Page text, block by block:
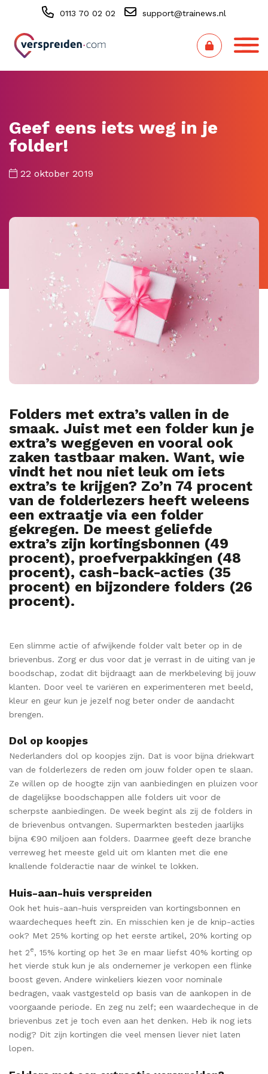
0113 70 02 02 support@trainews.nl
Geef eens iets weg in je
folder!
22 oktober 2019
Folders met extra’s vallen in de
smaak. Juist met een folder kun je
extra’s weggeven en vooral ook
zaken tastbaar maken. Want, wie
vindt het nou niet leuk om iets
extra’s te krijgen? Zo’n 74 procent
van de folderlezers heeft weleens
een extraatje via een folder
gekregen. De meest geliefde
extra’s zijn kortingsbonnen (49
procent), proefverpakkingen (48
procent), cash-back-acties (35
procent) en bijzondere folders (26
procent).
Een slimme actie of afwijkende folder valt beter op in de
brievenbus. Zorg er dus voor dat je verrast in de uiting van je
boodschap, zodat dit bijdraagt aan de merkbeleving bij jouw
klanten. Door veel te variëren en experimenteren met beeld,
kleur en geur kun je jezelf nog beter onder de aandacht
brengen.
Dol op koopjes
Nederlanders dol op koopjes zijn. Dat is voor bijna driekwart
van de folderlezers de reden om jouw folder open te slaan.
Ze willen op de hoogte zijn van aanbiedingen en pluizen voor
de dagelijkse boodschappen alle folders uit voor de
scherpste aanbiedingen. De week begint als zij de folders in
de brievenbus ontvangen. Supermarkten besteden jaarlijks
bijna €90 miljoen aan folders. Daarmee geeft deze branche
verreweg het meeste geld uit om klanten met die ene
knallende folderactie naar de winkel te lokken.
Huis-aan-huis verspreiden
Ook het huis-aan-huis verspreiden van kortingsbonnen en
waardecheques heeft zin. En misschien ken je de knip-acties
ook? Met 25% korting op het eerste artikel, 20% korting op
het 2e, 15% korting op het 3e en maar liefst 40% korting op
het vierde stuk kun je als ondernemer je verkopen een flinke
boost geven. Andere winkeliers kiezen voor nominale
bedragen, vaak vastgesteld op basis van de aankopen in de
voorgaande periode. En zeg nu zelf; een waardecheque in de
brievenbus zet je toch even aan het denken. Heb ik nog iets
nodig? Dit zijn kortingen die veel mensen liever niet laten
lopen.